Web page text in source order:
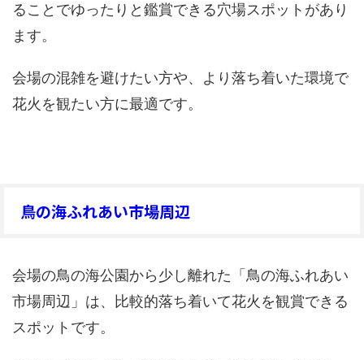
ることでゆったりと鑑賞できる穴場スポットがあり
ます。
会場の混雑を避けたい方や、より落ち着いた環境で
花火を観たい方に最適です。
鳥の海ふれあい市場周辺
会場の鳥の海公園から少し離れた「鳥の海ふれあい
市場周辺」は、比較的落ち着いて花火を観賞できる
スポットです。